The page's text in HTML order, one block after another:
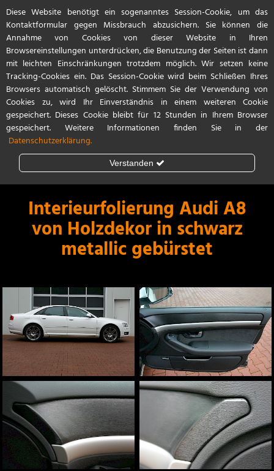
Referenzen Start Kontakt / Anfahrt
Lackschutzfolie
Teilfolierung
Vollfolierung
Aston Martin
weitere Marken
Fahrzeugbeschriftungen
Beschriftungen und Schilder
Sichtschutz
Sonnenschutz
Team
Interieurfolierung Audi A8
von Holzdekor in schwarz
metallic gebürstet
Diese Website benötigt ein sogenanntes Session-Cookie, um das
Kontaktformular gegen Missbrauch abzusichern. Sie können die
Annahme von Cookies von dieser Website in Ihren
Browsereinstellungen unterdrücken, die Benutzung der Seiten ist dann
mit leichten Einschränkungen trotzdem möglich. Wir setzen keine
Tracking-Cookies ein. Das Session-Cookie wird beim Schließen Ihres
Browsers automatisch gelöscht. Stimmem Sie der Verwendung von
Cookies zu, wird Ihr Einverständnis in einem weiteren Cookie
gespeichert. Dieses Cookie bleibt für 12 Stunden in Ihrem Browser
gespeichert. Weitere Informationen finden Sie in der
Datenschutzerklärung.
Verstanden